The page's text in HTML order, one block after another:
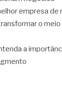
empresa de
o
a